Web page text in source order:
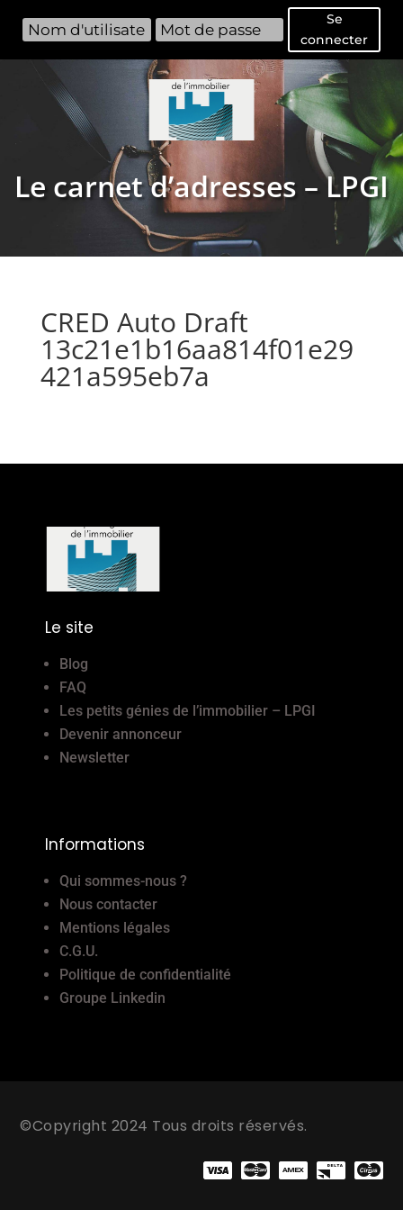
Se
connecter
Le carnet d’adresses – LPGI
CRED Auto Draft
13c21e1b16aa814f01e29
421a595eb7a
Le site
Blog
FAQ
Les petits génies de l’immobilier – LPGI
Devenir annonceur
Newsletter
Informations
Qui sommes-nous ?
Nous contacter
Mentions légales
C.G.U.
Politique de confidentialité
Groupe Linkedin
©Copyright 2024 Tous droits réservés.